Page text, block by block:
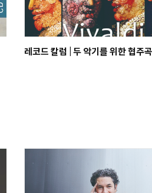
레코드 칼럼 | 두 악기를 위한 협주